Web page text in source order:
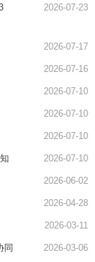
2026-07-23
2026-07-17
2026-07-16
2026-07-10
2026-07-10
2026-07-10
2026-07-10
2026-06-02
2026-04-28
2026-03-11
同
2026-03-06